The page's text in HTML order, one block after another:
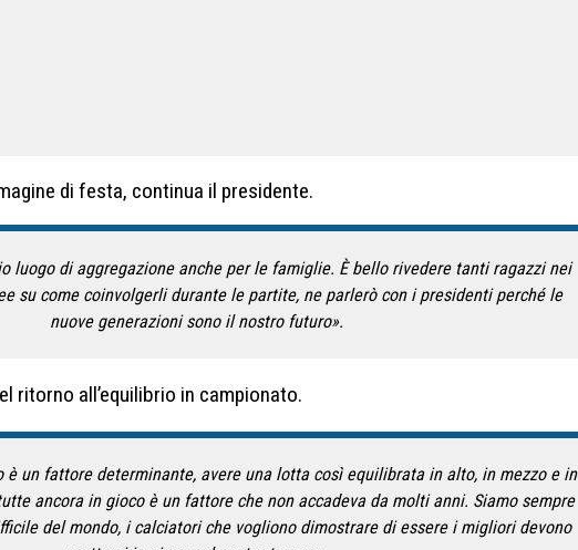
di festa, continua il presidente.
luogo di aggregazione anche per le famiglie. È bello rivedere tanti ragazzi nei
su come coinvolgerli durante le partite, ne parlerò con i presidenti perché le
nuove generazioni sono il nostro futuro».
ritorno all’equilibrio in campionato.
è un fattore determinante, avere una lotta così equilibrata in alto, in mezzo e in
ancora in gioco è un fattore che non accadeva da molti anni. Siamo sempre
del mondo, i calciatori che vogliono dimostrare di essere i migliori devono